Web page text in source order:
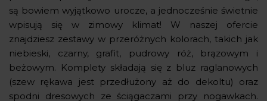
są bowiem wyjątkowo urocze, a jednocześnie świetnie
wpisują się w zimowy klimat! W naszej ofercie
znajdziesz zestawy w przeróżnych kolorach, takich jak
niebieski, czarny, grafit, pudrowy róż, brązowym i
beżowym. Komplety składają się z bluz raglanowych
(szew rękawa jest przedłużony aż do dekoltu) oraz
spodni dresowych ze ściągaczami przy nogawkach.